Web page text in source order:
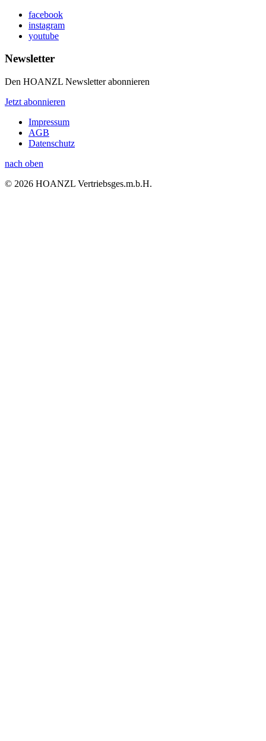
facebook
instagram
youtube
Newsletter
Den HOANZL Newsletter abonnieren
Jetzt abonnieren
Impressum
AGB
Datenschutz
nach oben
© 2026 HOANZL Vertriebsges.m.b.H.